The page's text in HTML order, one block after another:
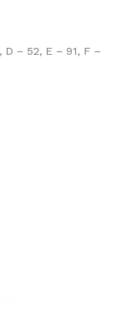
– 52, E – 91, F –